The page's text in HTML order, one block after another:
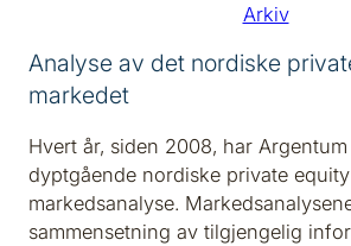
Arkiv
Analyse av det nordiske
markedet
Hvert år, siden 2008, har
dyptgående nordiske private equity
markedsanalyse.
sammensetning av tilgjengelig